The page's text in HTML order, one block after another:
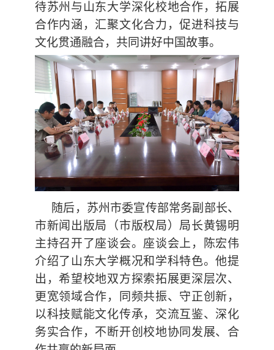
待苏州与山东大学深化校地合作，拓展
合作内涵，汇聚文化合力，促进科技与
文化贯通融合，共同讲好中国故事。
随后，苏州市委宣传部常务副部长、
市新闻出版局（市版权局）局长黄锡明
主持召开了座谈会。座谈会上，陈宏伟
介绍了山东大学概况和学科特色。他提
出，希望校地双方探索拓展更深层次、
更宽领域合作，同频共振、守正创新，
以科技赋能文化传承，交流互鉴、深化
务实合作，不断开创校地协同发展、合